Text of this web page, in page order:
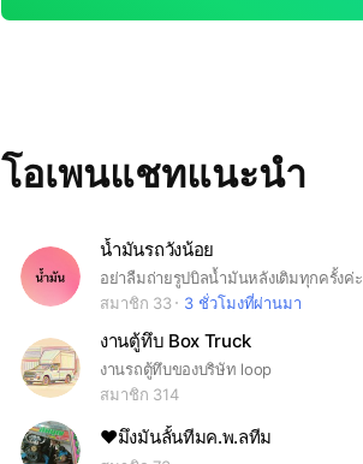
โอเพนแชทแนะนำ
น้ำมันรถวังน้อย
อย่าลืมถ่ายรูปบิลน้ำมันหลังเติมทุกครั้งค่ะ
สมาชิก 33
3 ชั่วโมงที่ผ่านมา
งานตู้ทึบ Box Truck
งานรถตู้ทึบของบริษัท loop
สมาชิก 314
♥️มึงมันลั้นทีมค.พ.ลทีม